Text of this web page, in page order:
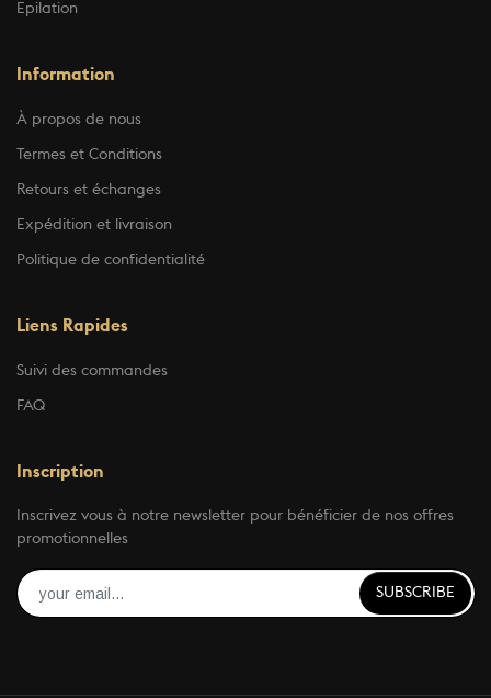
Epilation
Information
À propos de nous
Termes et Conditions
Retours et échanges
Expédition et livraison
Politique de confidentialité
Liens Rapides
Suivi des commandes
FAQ
Inscription
Inscrivez vous à notre newsletter pour bénéficier de nos offres
promotionnelles
SUBSCRIBE